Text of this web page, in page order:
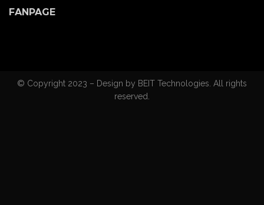
FANPAGE
© Copyright 2023 – Design by BEIT Technologies. All rights
reserved.